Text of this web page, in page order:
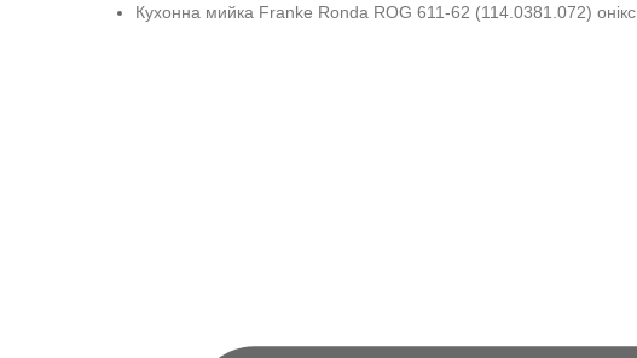
Кухонна мийка Franke Ronda ROG 611-62 (114.0381.072) онікс